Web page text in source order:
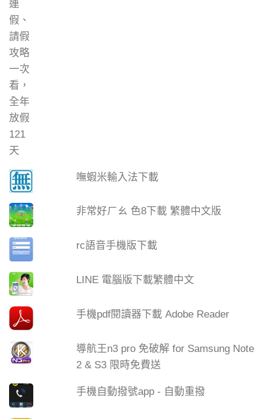
嘸蝦米輸入法下載
非常好ㄏㄠ 色8下載 繁體中文版
rc語音手機版下載
LINE 電腦版下載繁體中文
手機pdf閱讀器下載 Adobe Reader
導航王n3 pro 免破解 for Samsung Note
2 & S3 限時免費送
手機自動撥號app - 自動重撥